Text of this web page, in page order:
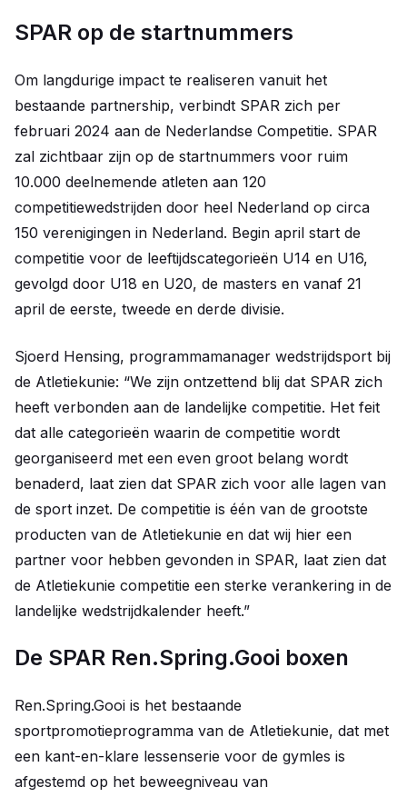
SPAR op de startnummers
Om langdurige impact te realiseren vanuit het
bestaande partnership, verbindt SPAR zich per
februari 2024 aan de Nederlandse Competitie. SPAR
zal zichtbaar zijn op de startnummers voor ruim
10.000 deelnemende atleten aan 120
competitiewedstrijden door heel Nederland op circa
150 verenigingen in Nederland. Begin april start de
competitie voor de leeftijdscategorieën U14 en U16,
gevolgd door U18 en U20, de masters en vanaf 21
april de eerste, tweede en derde divisie.
Sjoerd Hensing, programmamanager wedstrijdsport bij
de Atletiekunie: “We zijn ontzettend blij dat SPAR zich
heeft verbonden aan de landelijke competitie. Het feit
dat alle categorieën waarin de competitie wordt
georganiseerd met een even groot belang wordt
benaderd, laat zien dat SPAR zich voor alle lagen van
de sport inzet. De competitie is één van de grootste
producten van de Atletiekunie en dat wij hier een
partner voor hebben gevonden in SPAR, laat zien dat
de Atletiekunie competitie een sterke verankering in de
landelijke wedstrijdkalender heeft.”
De SPAR Ren.Spring.Gooi boxen
Ren.Spring.Gooi is het bestaande
sportpromotieprogramma van de Atletiekunie, dat met
een kant-en-klare lessenserie voor de gymles is
afgestemd op het beweegniveau van